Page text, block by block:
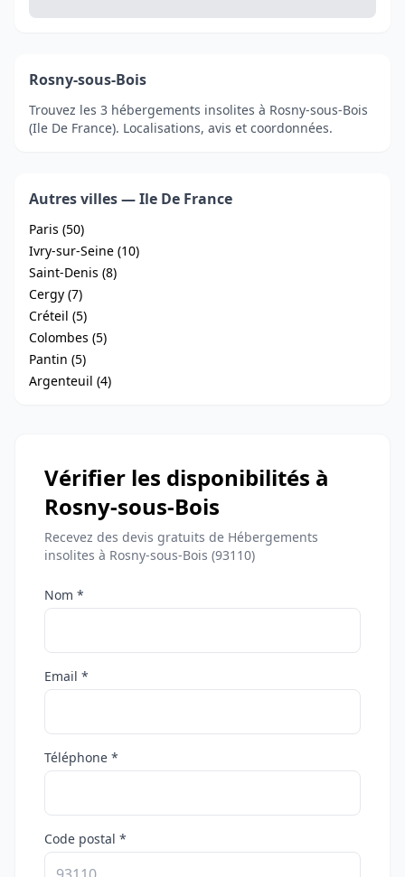
Rosny-sous-Bois
Trouvez les 3 hébergements insolites à Rosny-sous-Bois
(Ile De France). Localisations, avis et coordonnées.
Autres villes — Ile De France
Paris (50)
Ivry-sur-Seine (10)
Saint-Denis (8)
Cergy (7)
Créteil (5)
Colombes (5)
Pantin (5)
Argenteuil (4)
Vérifier les disponibilités à
Rosny-sous-Bois
Recevez des devis gratuits de Hébergements
insolites à Rosny-sous-Bois (93110)
Nom *
Email *
Téléphone *
Code postal *